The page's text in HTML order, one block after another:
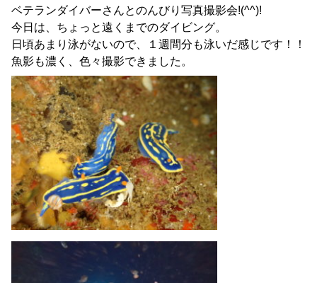
ベテランダイバーさんとのんびり写真撮影会!(^^)!
今日は、ちょっと遠くまでのダイビング。
日頃あまり泳がないので、１週間分も泳いだ感じです！！
魚影も濃く、色々撮影できました。